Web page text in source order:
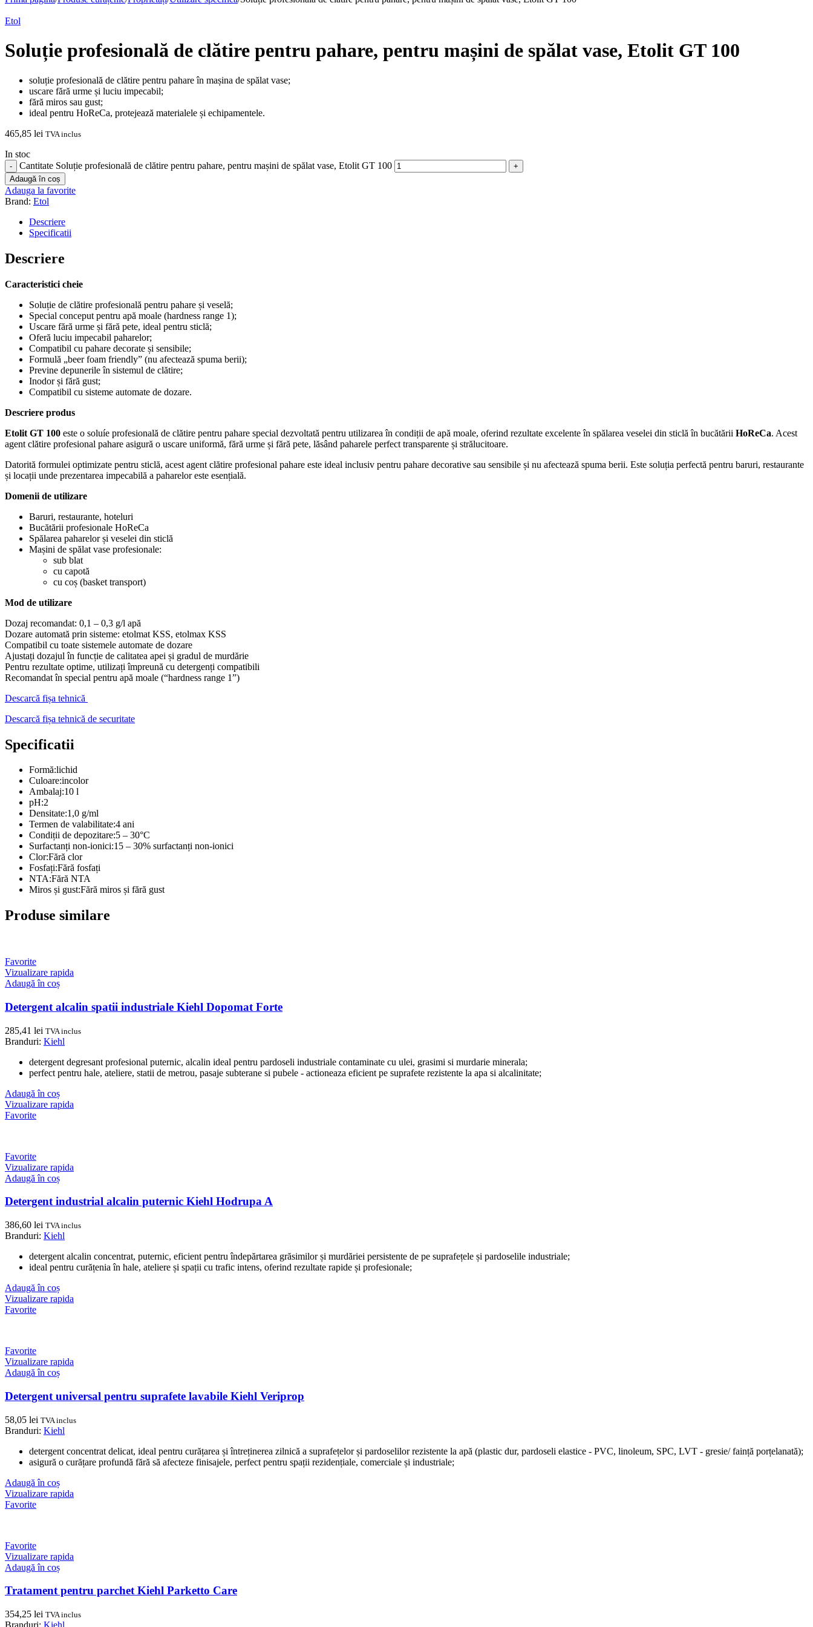
Etol
Soluție profesională de clătire pentru pahare, pentru mașini de spălat vase, Etolit GT 100
soluție profesională de clătire pentru pahare în mașina de spălat vase;
uscare fără urme și luciu impecabil;
fără miros sau gust;
ideal pentru HoReCa, protejează materialele și echipamentele.
465,85 lei TVA inclus
In stoc
Cantitate Soluție profesională de clătire pentru pahare, pentru mașini de spălat vase, Etolit GT 100
Adaugă în coș
Adauga la favorite
Brand: Etol
Descriere
Specificatii
Descriere
Caracteristici cheie
Soluție de clătire profesională pentru pahare și veselă;
Special conceput pentru apă moale (hardness range 1);
Uscare fără urme și fără pete, ideal pentru sticlă;
Oferă luciu impecabil paharelor;
Compatibil cu pahare decorate și sensibile;
Formulă „beer foam friendly” (nu afectează spuma berii);
Previne depunerile în sistemul de clătire;
Inodor și fără gust;
Compatibil cu sisteme automate de dozare.
Descriere produs
Etolit GT 100 este o soluíe profesională de clătire pentru pahare special dezvoltată pentru utilizarea în condiții de apă moale, oferind rezultate excelente în spălarea veselei din sticlă în bucătării HoReCa. Acest
agent clătire profesional pahare asigură o uscare uniformă, fără urme și fără pete, lăsând paharele perfect transparente și strălucitoare.
Datorită formulei optimizate pentru sticlă, acest agent clătire profesional pahare este ideal inclusiv pentru pahare decorative sau sensibile și nu afectează spuma berii. Este soluția perfectă pentru baruri, restaurante
și locații unde prezentarea impecabilă a paharelor este esențială.
Domenii de utilizare
Baruri, restaurante, hoteluri
Bucătării profesionale HoReCa
Spălarea paharelor și veselei din sticlă
Mașini de spălat vase profesionale:
sub blat
cu capotă
cu coș (basket transport)
Mod de utilizare
Dozaj recomandat: 0,1 – 0,3 g/l apă
Dozare automată prin sisteme: etolmat KSS, etolmax KSS
Compatibil cu toate sistemele automate de dozare
Ajustați dozajul în funcție de calitatea apei și gradul de murdărie
Pentru rezultate optime, utilizați împreună cu detergenți compatibili
Recomandat în special pentru apă moale (“hardness range 1”)
Descarcă fișa tehnică
Descarcă fișa tehnică de securitate
Specificatii
Formă:lichid
Culoare:incolor
Ambalaj:10 l
pH:2
Densitate:1,0 g/ml
Termen de valabilitate:4 ani
Condiții de depozitare:5 – 30°C
Surfactanți non-ionici:15 – 30% surfactanți non-ionici
Clor:Fără clor
Fosfați:Fără fosfați
NTA:Fără NTA
Miros și gust:Fără miros și fără gust
Produse similare
Favorite
Vizualizare rapida
Adaugă în coș
Detergent alcalin spatii industriale Kiehl Dopomat Forte
285,41 lei TVA inclus
Branduri: Kiehl
detergent degresant profesional puternic, alcalin ideal pentru pardoseli industriale contaminate cu ulei, grasimi si murdarie minerala;
perfect pentru hale, ateliere, statii de metrou, pasaje subterane si pubele - actioneaza eficient pe suprafete rezistente la apa si alcalinitate;
Adaugă în coș
Vizualizare rapida
Favorite
Favorite
Vizualizare rapida
Adaugă în coș
Detergent industrial alcalin puternic Kiehl Hodrupa A
386,60 lei TVA inclus
Branduri: Kiehl
detergent alcalin concentrat, puternic, eficient pentru îndepărtarea grăsimilor și murdăriei persistente de pe suprafețele și pardoselile industriale;
ideal pentru curățenia în hale, ateliere și spații cu trafic intens, oferind rezultate rapide și profesionale;
Adaugă în coș
Vizualizare rapida
Favorite
Favorite
Vizualizare rapida
Adaugă în coș
Detergent universal pentru suprafete lavabile Kiehl Veriprop
58,05 lei TVA inclus
Branduri: Kiehl
detergent concentrat delicat, ideal pentru curățarea și întreținerea zilnică a suprafețelor și pardoselilor rezistente la apă (plastic dur, pardoseli elastice - PVC, linoleum, SPC, LVT - gresie/ faință porțelanată);
asigură o curățare profundă fără să afecteze finisajele, perfect pentru spații rezidențiale, comerciale și industriale;
Adaugă în coș
Vizualizare rapida
Favorite
Favorite
Vizualizare rapida
Adaugă în coș
Tratament pentru parchet Kiehl Parketto Care
354,25 lei TVA inclus
Branduri: Kiehl